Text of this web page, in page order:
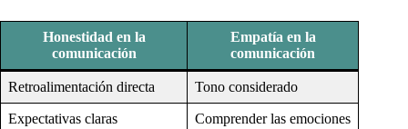
Honestidad en la
comunicación
Empatía en la
comunicación
Retroalimentación directa Tono considerado
Expectativas claras Comprender las emociones